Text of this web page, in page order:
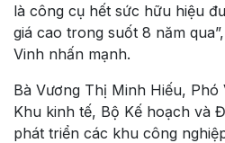
là công cụ hết sức hữu hiệu
giá cao trong suốt 8 năm
Vinh nhấn mạnh.
Bà Vương Thị Minh Hiếu,
Khu kinh tế, Bộ Kế hoạch và
phát triển các khu công